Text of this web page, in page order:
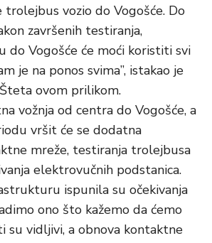
trolejbus vozio do Vogošće. Do
završenih testiranja,
do Vogošće će moći koristiti svi
je na ponos svima”, istakao je
ovom prilikom.
vožnja od centra do Vogošće, a
vršit će se dodatna
mreže, testiranja trolejbusa
elektrovučnih podstanica.
ispunila su očekivanja
ono što kažemo da ćemo
su vidljivi, a obnova kontaktne